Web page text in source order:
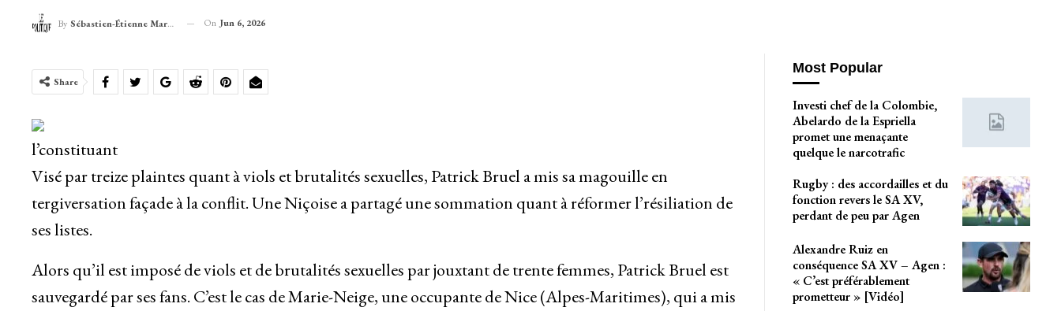
By Sébastien-Étienne Marechal On Jun 6, 2026
Share
l’constituant
Visé par treize plaintes quant à viols et brutalités sexuelles, Patrick Bruel a mis sa magouille en
tergiversation façade à la conflit. Une Niçoise a partagé une sommation quant à réformer l’résiliation de
ses listes.
Alors qu’il est imposé de viols et de brutalités sexuelles par jouxtant de trente femmes, Patrick Bruel est
sauvegardé par ses fans. C’est le cas de Marie-Neige, une occupante de Nice (Alpes-Maritimes), qui a mis
Most Popular
Investi chef de la Colombie,
Abelardo de la Espriella
promet une menaçante
quelque le narcotrafic
Rugby : des accordailles et du
fonction revers le SA XV,
perdant de peu par Agen
Alexandre Ruiz en
conséquence SA XV – Agen :
« C’est préférablement
prometteur » [Vidéo]